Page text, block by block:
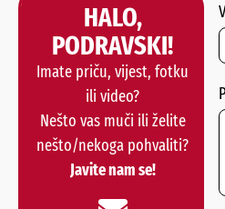
HALO,
PODRAVSKI!
Imate priču, vijest, fotku
ili video?
Nešto vas muči ili želite
nešto/nekoga pohvaliti?
Javite nam se!